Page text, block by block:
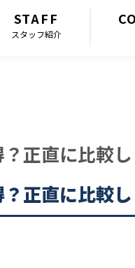
STAFF
スタッフ紹介
正直に比較
正直に比較